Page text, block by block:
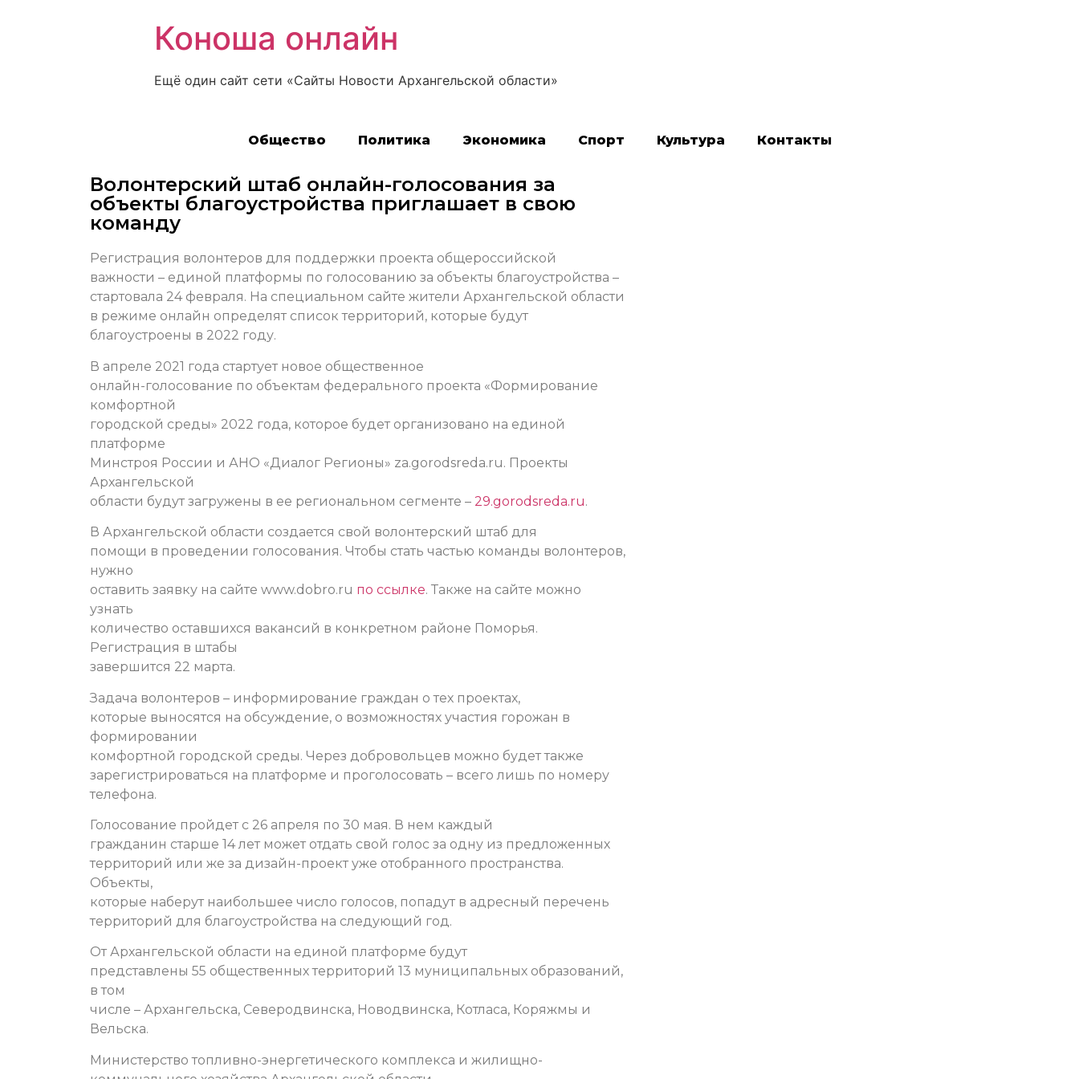
Коноша онлайн
Ещё один сайт сети «Сайты Новости Архангельской области»
Общество Политика Экономика Спорт Культура Контакты
Волонтерский штаб онлайн-голосования за
объекты благоустройства приглашает в свою
команду
Регистрация волонтеров для поддержки проекта общероссийской
важности – единой платформы по голосованию за объекты благоустройства –
стартовала 24 февраля. На специальном сайте жители Архангельской области
в режиме онлайн определят список территорий, которые будут
благоустроены в 2022 году.
В апреле 2021 года стартует новое общественное
онлайн-голосование по объектам федерального проекта «Формирование
комфортной
городской среды» 2022 года, которое будет организовано на единой
платформе
Минстроя России и АНО «Диалог Регионы» za.gorodsreda.ru. Проекты
Архангельской
области будут загружены в ее региональном сегменте – 29.gorodsreda.ru.
В Архангельской области создается свой волонтерский штаб для
помощи в проведении голосования. Чтобы стать частью команды волонтеров,
нужно
оставить заявку на сайте www.dobro.ru по ссылке. Также на сайте можно
узнать
количество оставшихся вакансий в конкретном районе Поморья.
Регистрация в штабы
завершится 22 марта.
Задача волонтеров – информирование граждан о тех проектах,
которые выносятся на обсуждение, о возможностях участия горожан в
формировании
комфортной городской среды. Через добровольцев можно будет также
зарегистрироваться на платформе и проголосовать – всего лишь по номеру
телефона.
Голосование пройдет с 26 апреля по 30 мая. В нем каждый
гражданин старше 14 лет может отдать свой голос за одну из предложенных
территорий или же за дизайн-проект уже отобранного пространства.
Объекты,
которые наберут наибольшее число голосов, попадут в адресный перечень
территорий для благоустройства на следующий год.
От Архангельской области на единой платформе будут
представлены 55 общественных территорий 13 муниципальных образований,
в том
числе – Архангельска, Северодвинска, Новодвинска, Котласа, Коряжмы и
Вельска.
Министерство топливно-энергетического комплекса и жилищно-